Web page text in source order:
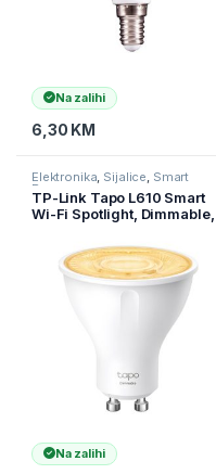
Na zalihi
6,30 KM
Elektronika, Sijalice, Smart
Program
TP-Link Tapo L610 Smart
Wi-Fi Spotlight, Dimmable,
240 V, 50/60 Hz, 350 lm,
2.9 W, 2,700 K, Beam Angle
40° , 3 kWh / 1000h, li
Na zalihi